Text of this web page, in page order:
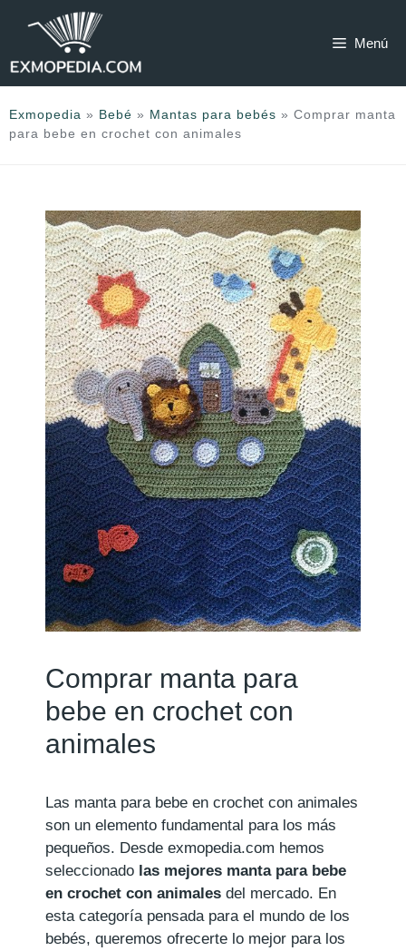
Menú
Exmopedia » Bebé » Mantas para bebés » Comprar manta
para bebe en crochet con animales
Comprar manta para
bebe en crochet con
animales
Las manta para bebe en crochet con animales
son un elemento fundamental para los más
pequeños. Desde exmopedia.com hemos
seleccionado las mejores manta para bebe
en crochet con animales del mercado. En
esta categoría pensada para el mundo de los
bebés, queremos ofrecerte lo mejor para los